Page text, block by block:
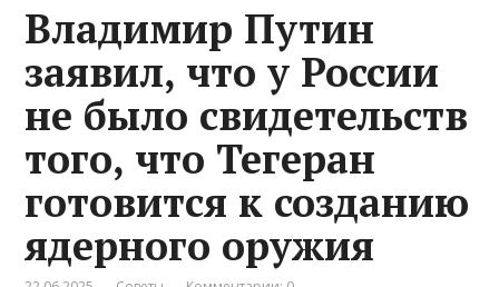
Владимир Путин
заявил, что у России
не было свидетельств
того, что Тегеран
готовится к созданию
ядерного оружия